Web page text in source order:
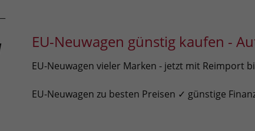
EU-Neuwagen günstig kaufen -
EU-Neuwagen vieler Marken - jetzt mit Reimport
EU-Neuwagen zu besten Preisen ✓ günstige